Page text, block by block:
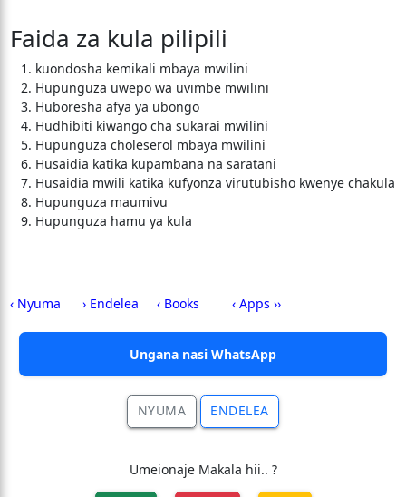
Faida za kula pilipili
kuondosha kemikali mbaya mwilini
Hupunguza uwepo wa uvimbe mwilini
Huboresha afya ya ubongo
Hudhibiti kiwango cha sukarai mwilini
Hupunguza choleserol mbaya mwilini
Husaidia katika kupambana na saratani
Husaidia mwili katika kufyonza virutubisho kwenye chakula
Hupunguza maumivu
Hupunguza hamu ya kula
‹ Nyuma › Endelea ‹ Books ‹ Apps ››
Ungana nasi WhatsApp
NYUMA ENDELEA
Umeionaje Makala hii.. ?